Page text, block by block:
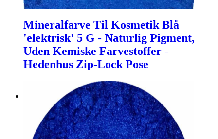
Mineralfarve Til Kosmetik Blå
'elektrisk' 5 G - Naturlig Pigment,
Uden Kemiske Farvestoffer -
Hedenhus Zip-Lock Pose